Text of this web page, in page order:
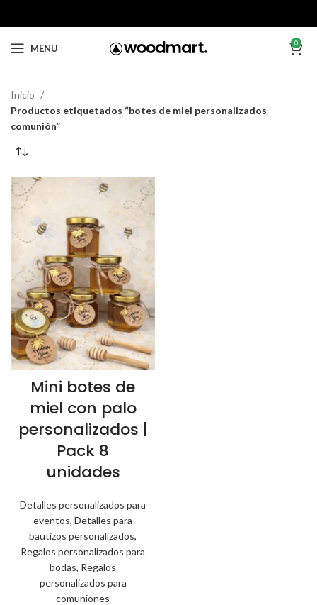
MENU 0
Inicio
Productos etiquetados “botes de miel personalizados
comunión”
Mini botes de
miel con palo
personalizados |
Pack 8
unidades
Detalles personalizados para
eventos, Detalles para
bautizos personalizados,
Regalos personalizados para
bodas, Regalos
personalizados para
comuniones